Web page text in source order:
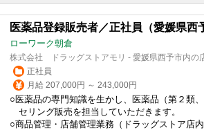
医薬品登録販売者／正社員（愛媛県西
ローワーク朝倉
株式会社 ドラッグストアモリ - 愛媛県西予市内の
正社員
月給 207,000円 ～ 243,000円
○医薬品の専門知識を生かし、医薬品（第２類
セリング販売を担当していただきます。
○商品管理・店舗管理業務（ドラッグストア店